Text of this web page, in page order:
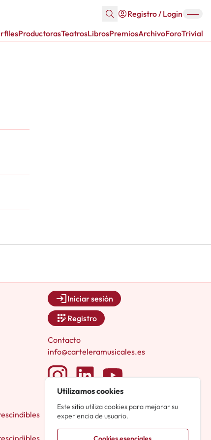
Registro / Login
ProductorasTeatrosLibrosPremiosArchivoForoTrivial
Iniciar sesión
Registro
Contacto
info@carteleramusicales.es
Utilizamos cookies
Este sitio utiliza cookies para mejorar su
experiencia de usuario.